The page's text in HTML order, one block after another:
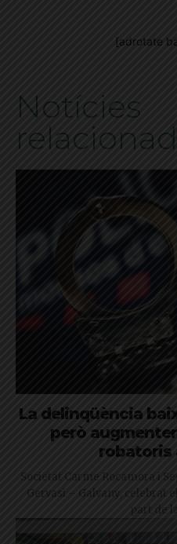
[adrotate
Notícies
La delinqüència
però
robatoris
Societat Carme Rocamora i Seguí El Consell de Barri
Gervasi – Galvany, celebrat
part de